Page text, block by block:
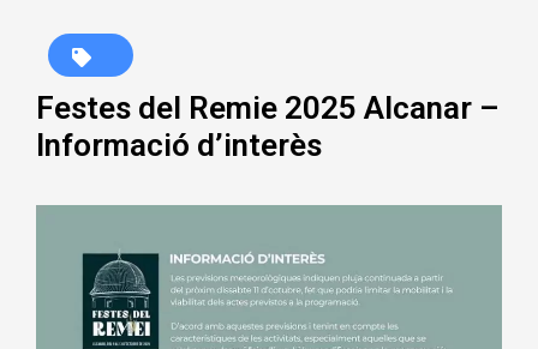
Festes del Remie 2025 Alcanar –
Informació d’interès